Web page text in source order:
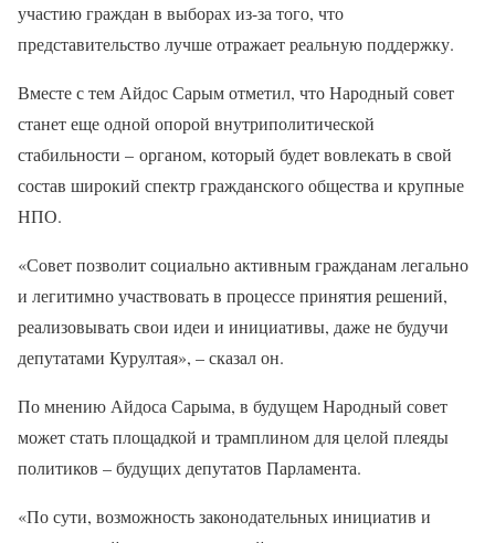
участию граждан в выборах из-за того, что
представительство лучше отражает реальную поддержку.
Вместе с тем Айдос Сарым отметил, что Народный совет
станет еще одной опорой внутриполитической
стабильности – органом, который будет вовлекать в свой
состав широкий спектр гражданского общества и крупные
НПО.
«Совет позволит социально активным гражданам легально
и легитимно участвовать в процессе принятия решений,
реализовывать свои идеи и инициативы, даже не будучи
депутатами Курултая», – сказал он.
По мнению Айдоса Сарыма, в будущем Народный совет
может стать площадкой и трамплином для целой плеяды
политиков – будущих депутатов Парламента.
«По сути, возможность законодательных инициатив и